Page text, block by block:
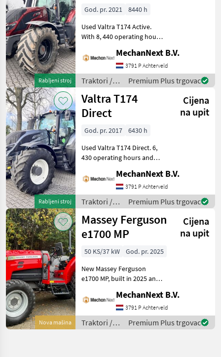
Rabljeni stroj
God. pr. 2021
8440 h
Used Valtra T174 Active.
With 8, 440 operating hours
Specifications Metallic red
Valtra Unlimited equipment
40 km/h Ecospeed 540E /
1000 / 1
MechanNext B.V.
3791 P Achterveld
Traktori /
Valtra
Premium Plus trgovac
Rabljeni stroj
Valtra T174
Direct
Cijena
na upit
God. pr. 2017
6430 h
Used Valtra T174 Direct. 6,
430 operating hours and
Specifications Smarttouch
Direct CVT 50 km/h Air-
suspended front axle
Suspended
MechanNext B.V.
3791 P Achterveld
Traktori /
Valtra
Premium Plus trgovac
Nova mašina
Massey Ferguson
e1700 MP
Cijena
na upit
50 KS/37 kW
God. pr. 2025
New Massey Ferguson
e1700 MP, built in 2025 and
km/h Fully electric
Benevelli water-cooled
electric motor, 50 hp
Battery capacity: 43
MechanNext B.V.
3791 P Achterveld
Traktori /
Massey
Premium Plus trgovac